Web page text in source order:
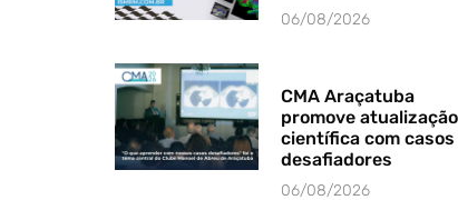
06/08/2026
CMA Araçatuba
promove atualização
científica com casos
desafiadores
06/08/2026